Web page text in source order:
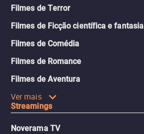
Filmes de Terror
Filmes de Ficção científica e fantasia
Filmes de Comédia
Filmes de Romance
Filmes de Aventura
Ver mais
Streamings
Noverama TV